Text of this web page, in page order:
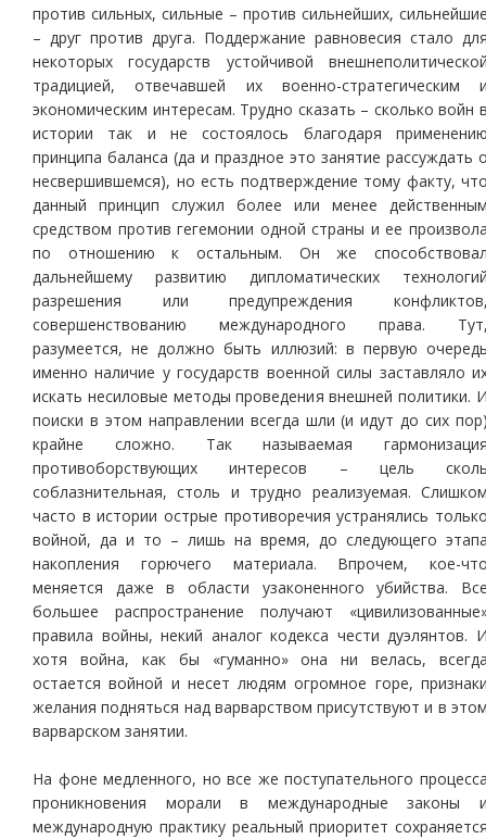
против сильных, сильные – против сильнейших,
– друг против друга. Поддержание равновесия стало
некоторых государств устойчивой
традицией, отвечавшей их военно-стратегическим
экономическим интересам. Трудно сказать – сколько войн
истории так и не состоялось благодаря
принципа баланса (да и праздное это занятие рассуждать
несвершившемся), но есть подтверждение тому факту,
данный принцип служил более или менее
средством против гегемонии одной страны и ее
по отношению к остальным. Он же
дальнейшему развитию дипломатических
разрешения или предупреждения
совершенствованию международного права.
разумеется, не должно быть иллюзий: в первую
именно наличие у государств военной силы заставляло
искать несиловые методы проведения внешней политики.
поиски в этом направлении всегда шли (и идут до сих
крайне сложно. Так называемая
противоборствующих интересов – цель
соблазнительная, столь и трудно реализуемая.
часто в истории острые противоречия устранялись
войной, да и то – лишь на время, до следующего
накопления горючего материала. Впрочем, кое-
меняется даже в области узаконенного убийства.
большее распространение получают
правила войны, некий аналог кодекса чести дуэлянтов.
хотя война, как бы «гуманно» она ни велась,
остается войной и несет людям огромное горе,
желания подняться над варварством присутствуют и в
варварском занятии.
На фоне медленного, но все же поступательного
проникновения морали в международные законы
международную практику реальный приоритет